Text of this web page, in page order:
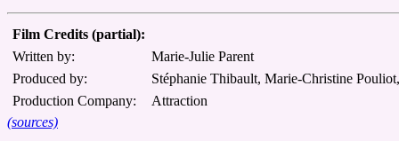
Film Credits (partial):
Written by:
Marie-Julie Parent
Produced by:
Stéphanie Thibault, Marie-Christine
Production Company:
Attraction
(sources)